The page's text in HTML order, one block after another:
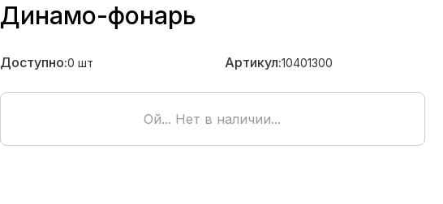
Динамо-фонарь
Доступно:0 шт Артикул:10401300
Ой... Нет в наличии...